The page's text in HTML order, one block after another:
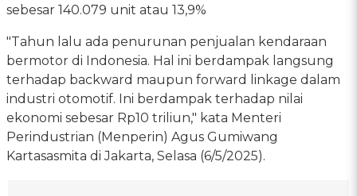
sebesar 140.079 unit atau 13,9%
"Tahun lalu ada penurunan penjualan kendaraan
bermotor di Indonesia. Hal ini berdampak langsung
terhadap backward maupun forward linkage dalam
industri otomotif. Ini berdampak terhadap nilai
ekonomi sebesar Rp10 triliun," kata Menteri
Perindustrian (Menperin) Agus Gumiwang
Kartasasmita di Jakarta, Selasa (6/5/2025).